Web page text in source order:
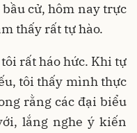
cử, hôm nay trực
thấy rất tự hào.
rất háo hức. Khi tự
tôi thấy mình thực
rằng các đại biểu
lắng nghe ý kiến